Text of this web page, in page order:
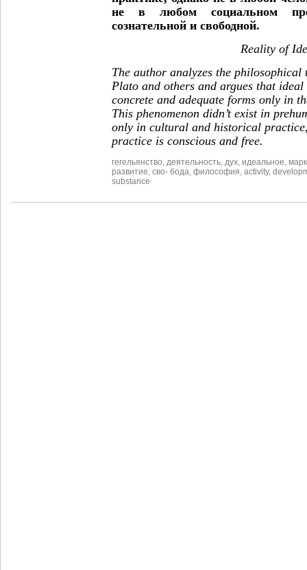
не в любом социальном
сознательной и свободной.
Reality of
The author analyzes the philosophical
Plato and others and argues that
concrete and adequate forms only in
This phenomenon didn’t exist in
only in cultural and historical
practice is conscious and free.
гегельянство деятельность дух идеальное
развитие сво- бода философия activity,
substance